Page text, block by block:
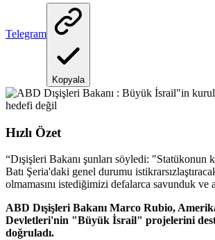
Telegram
Kopyala
Hızlı Özet
“Dışişleri Bakanı şunları söyledi: "Statükonun
Batı Şeria'daki genel durumu
olmamasını istediğimizi defalarca savunduk ve
ABD Dışişleri Bakanı Marco Rubio,
Devletleri'nin "Büyük İsrail" projelerini
doğruladı.